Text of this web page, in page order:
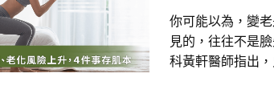
你可能以為，變
見的，往往不是
科黃軒醫師指出，